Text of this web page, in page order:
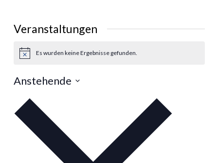
Veranstaltungen
HinweisEs wurden keine Ergebnisse gefunden.
Anstehende
auswählen.